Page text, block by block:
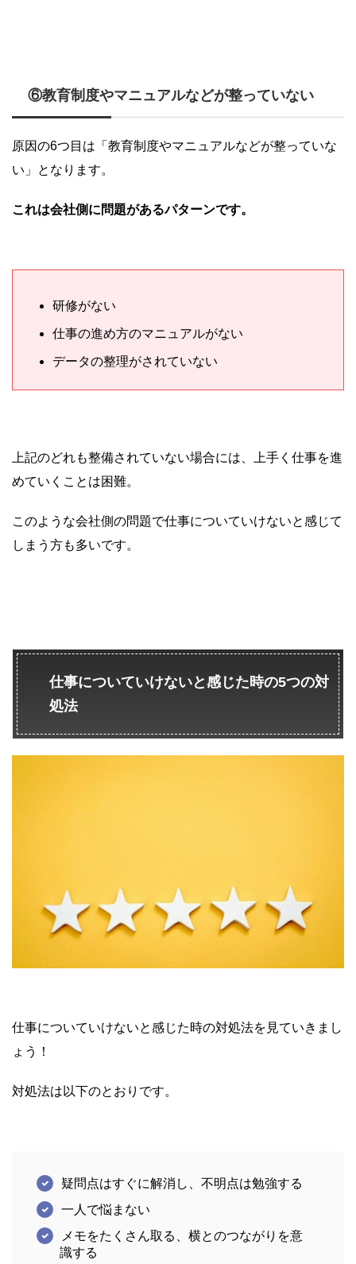
⑥教育制度やマニュアルなどが整っていない
原因の6つ目は「教育制度やマニュアルなどが整っていな
い」となります。
これは会社側に問題があるパターンです。
研修がない
仕事の進め方のマニュアルがない
データの整理がされていない
上記のどれも整備されていない場合には、上手く仕事を進
めていくことは困難。
このような会社側の問題で仕事についていけないと感じて
しまう方も多いです。
仕事についていけないと感じた時の5つの対
処法
仕事についていけないと感じた時の対処法を見ていきまし
ょう！
対処法は以下のとおりです。
疑問点はすぐに解消し、不明点は勉強する
一人で悩まない
メモをたくさん取る、横とのつながりを意
識する